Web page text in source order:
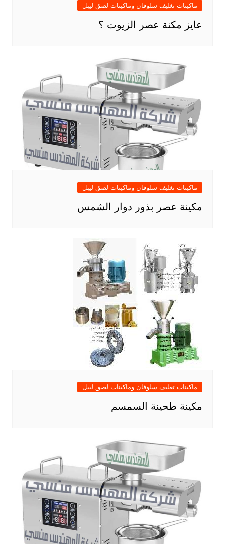
ماكينات تغليف سلوفان وماكينات لصق ليبل
عايز مكنة عصر الزيوت ؟
ماكينات تغليف سلوفان وماكينات لصق ليبل
مكينة عصر بذور دوار الشمس
ماكينات تغليف سلوفان وماكينات لصق ليبل
مكينة طحينة السمسم